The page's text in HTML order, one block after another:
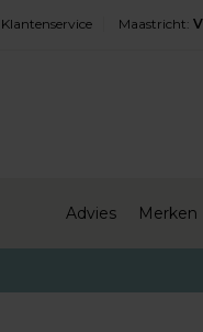
Klantenservice Maastricht:
Advies Merken